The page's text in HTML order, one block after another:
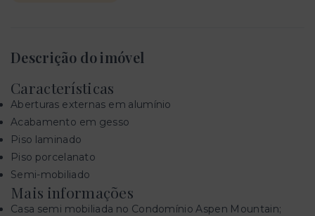
Descrição do imóvel
Características
Aberturas externas em alumínio
Acabamento em gesso
Piso laminado
Piso porcelanato
Semi-mobiliado
Mais informações
Casa semi mobiliada no Condomínio Aspen Mountain;